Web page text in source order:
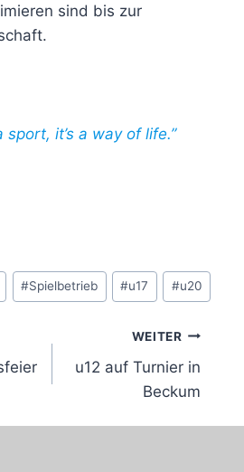
sind bis zur
sport, it’s a way of life.”
#Spielbetrieb #u17 #u20
WEITER
u12 auf Turnier in
Beckum